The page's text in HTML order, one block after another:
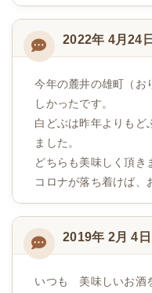
2022年 4月24日
今年の麓井の雄町（お
しかったです。
白どぶは昨年よりもど
ました。
どちらも美味しく頂き
コロナが落ち着けば、
2019年 2月 4日
いつも 美味しいお酒